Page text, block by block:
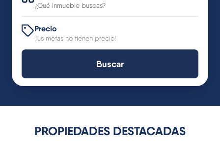
Precio
Tus metas no tienen precio!
Buscar
PROPIEDADES DESTACADAS